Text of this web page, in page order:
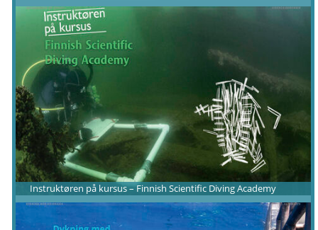
Instruktøren på kursus – Finnish Scientific Diving Academy